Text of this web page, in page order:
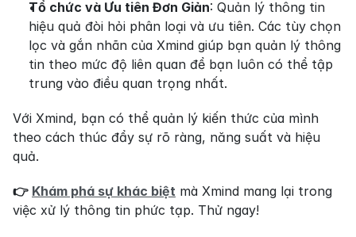
Tổ chức và Ưu tiên Đơn Giản: Quản lý thông tin
hiệu quả đòi hỏi phân loại và ưu tiên. Các tùy chọn
lọc và gắn nhãn của Xmind giúp bạn quản lý thông
tin theo mức độ liên quan để bạn luôn có thể tập
trung vào điều quan trọng nhất.
Với Xmind, bạn có thể quản lý kiến thức của mình
theo cách thúc đẩy sự rõ ràng, năng suất và hiệu
quả.
👉 Khám phá sự khác biệt mà Xmind mang lại trong
việc xử lý thông tin phức tạp. Thử ngay!